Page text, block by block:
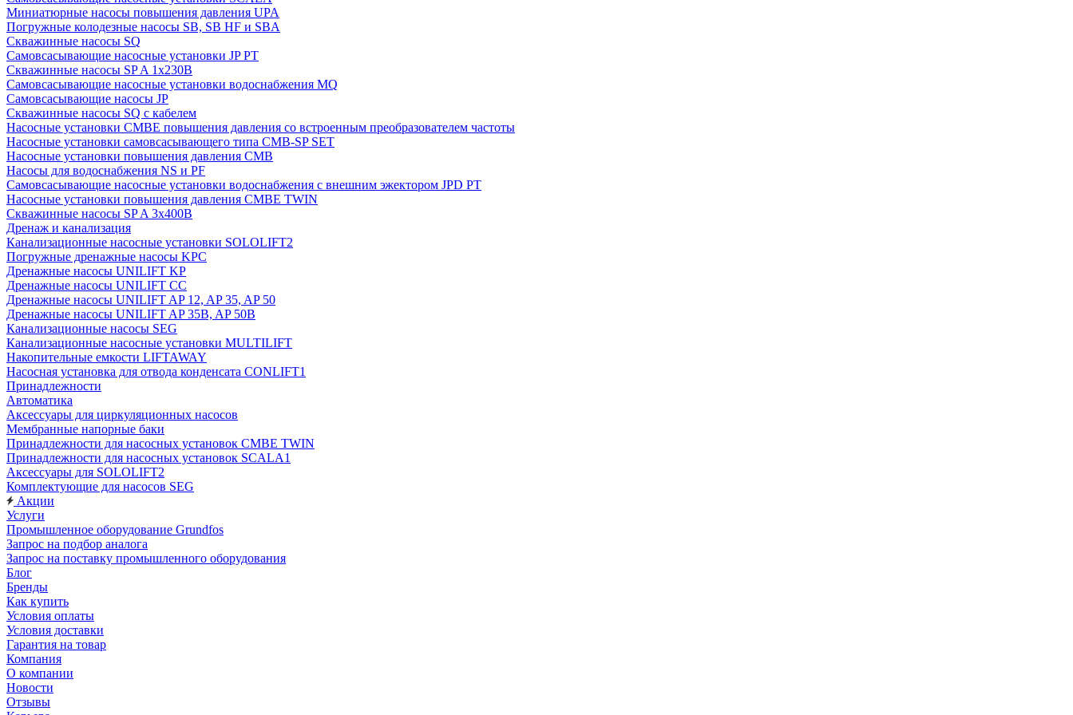
Миниатюрные насосы повышения давления UPA
Погружные колодезные насосы SB, SB HF и SBA
Скважинные насосы SQ
Самовсасывающие насосные установки JP PT
Скважинные насосы SP A 1x230В
Самовсасывающие насосные установки водоснабжения MQ
Самовсасывающие насосы JP
Скважинные насосы SQ с кабелем
Насосные установки CMBE повышения давления со встроенным преобразователем частоты
Насосные установки самовсасывающего типа CMB-SP SET
Насосные установки повышения давления CMB
Насосы для водоснабжения NS и PF
Самовсасывающие насосные установки водоснабжения с внешним эжектором JPD PT
Насосные установки повышения давления CMBE TWIN
Скважинные насосы SP A 3x400В
Дренаж и канализация
Канализационные насосные установки SOLOLIFT2
Погружные дренажные насосы KPC
Дренажные насосы UNILIFT KP
Дренажные насосы UNILIFT CC
Дренажные насосы UNILIFT AP 12, AP 35, AP 50
Дренажные насосы UNILIFT AP 35B, AP 50B
Канализационные насосы SEG
Канализационные насосные установки MULTILIFT
Накопительные емкости LIFTAWAY
Насосная установка для отвода конденсата CONLIFT1
Принадлежности
Автоматика
Аксессуары для циркуляционных насосов
Мембранные напорные баки
Принадлежности для насосных установок CMBE TWIN
Принадлежности для насосных установок SCALA1
Аксессуары для SOLOLIFT2
Комплектующие для насосов SEG
Акции
Услуги
Промышленное оборудование Grundfos
Запрос на подбор аналога
Запрос на поставку промышленного оборудования
Блог
Бренды
Как купить
Условия оплаты
Условия доставки
Гарантия на товар
Компания
О компании
Новости
Отзывы